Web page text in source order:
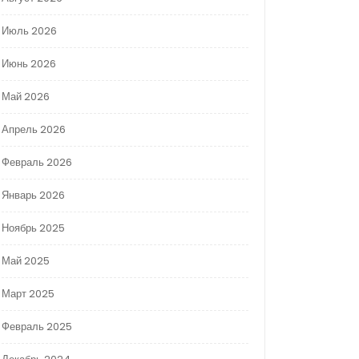
Июль 2026
Июнь 2026
Май 2026
Апрель 2026
Февраль 2026
Январь 2026
Ноябрь 2025
Май 2025
Март 2025
Февраль 2025